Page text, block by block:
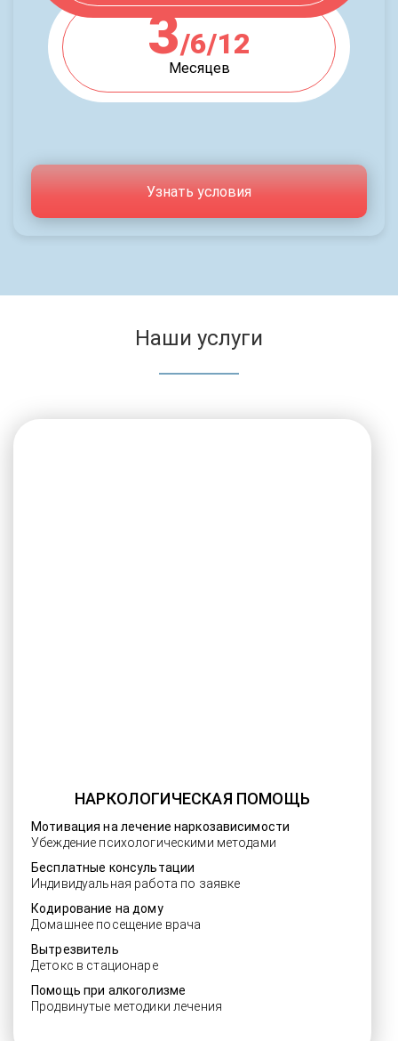
3/6/12
Месяцев
Узнать условия
Наши услуги
НАРКОЛОГИЧЕСКАЯ ПОМОЩЬ
Мотивация на лечение наркозависимости
Убеждение психологическими методами
Бесплатные консультации
Индивидуальная работа по заявке
Кодирование на дому
Домашнее посещение врача
Вытрезвитель
Детокс в стационаре
Помощь при алкоголизме
Продвинутые методики лечения